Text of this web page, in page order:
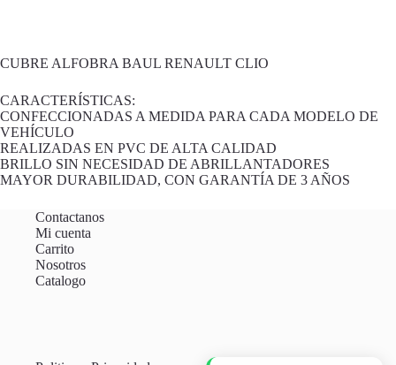
CUBRE ALFOBRA BAUL RENAULT CLIO
CARACTERÍSTICAS:
CONFECCIONADAS A MEDIDA PARA CADA MODELO DE
VEHÍCULO
REALIZADAS EN PVC DE ALTA CALIDAD
BRILLO SIN NECESIDAD DE ABRILLANTADORES
MAYOR DURABILIDAD, CON GARANTÍA DE 3 AÑOS
Contactanos
Mi cuenta
Carrito
Nosotros
Catalogo